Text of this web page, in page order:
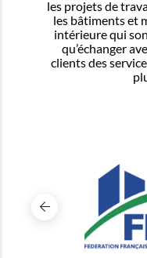
les projets de
les bâtiments et
intérieure qui
qu’échanger
clients des